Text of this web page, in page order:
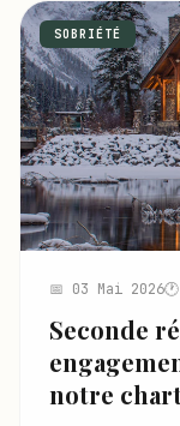
SOBRIÉTÉ
📅 03 Mai 2026
Seconde
notre